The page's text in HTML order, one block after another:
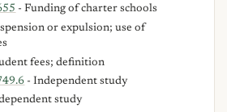
- Funding of charter schools
or expulsion; use of
fees; definition
- Independent study
study